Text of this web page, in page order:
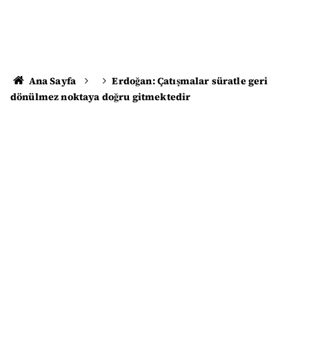
Ana Sayfa
Erdoğan: Çatışmalar süratle geri
dönülmez noktaya doğru gitmektedir